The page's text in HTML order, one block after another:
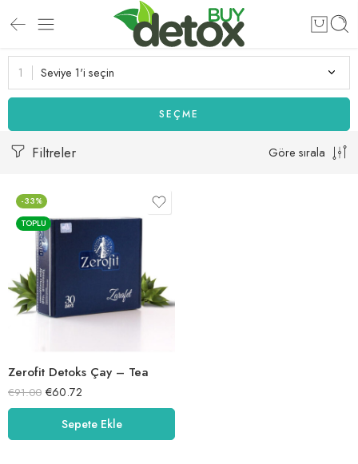
Seviye 1'i seçin
SEÇME
Filtreler Göre sırala
-33%
TOPLU
Zerofit Detoks Çay – Tea
€91.00 €60.72
Sepete Ekle